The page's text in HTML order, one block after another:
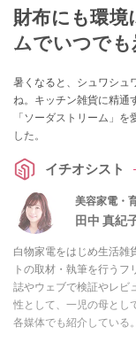
財布にも環境
ムでいつでも
暑くなると、シュワシュ
ね。キッチン雑貨に精通
「ソーダストリーム」
した。
イチオシスト
美容家電・
田中 真紀
白物家電をはじめ生活雑
トの取材・執筆を行う
誌やウェブで検証やレビ
性として、一児の母とし
各媒体でも紹介している。